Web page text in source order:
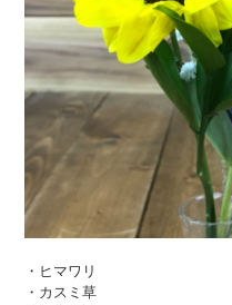
・ヒマワリ
・カスミ草